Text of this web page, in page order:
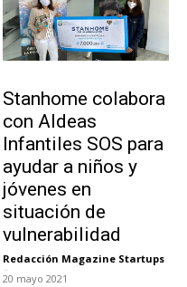
Stanhome colabora
con Aldeas
Infantiles SOS para
ayudar a niños y
jóvenes en
situación de
vulnerabilidad
Redacción Magazine Startups
-
20 mayo 2021